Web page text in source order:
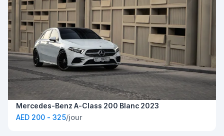
Mercedes-Benz A-Class 200 Blanc 2023
AED 200 - 325/jour